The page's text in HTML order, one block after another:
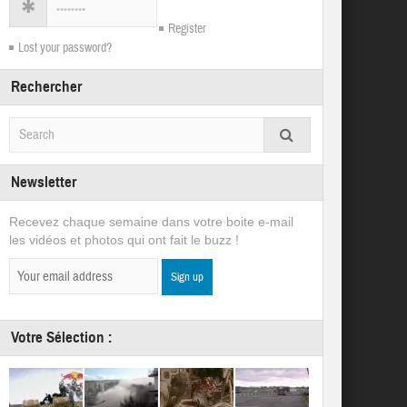
Register
Lost your password?
Rechercher
Newsletter
Recevez chaque semaine dans votre boite e-mail
les vidéos et photos qui ont fait le buzz !
Votre Sélection :